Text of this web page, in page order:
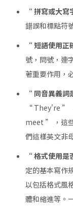
“ 拼寫或大寫
錯誤和標點符
“ 短語使用正
號，問號，連
著重要作用，
“ 同音異義詞
“ They're
meet ” ，這
們這樣英文非
“ 格式使用是
定的基本寫作
以包括格式風
體和縮進等。